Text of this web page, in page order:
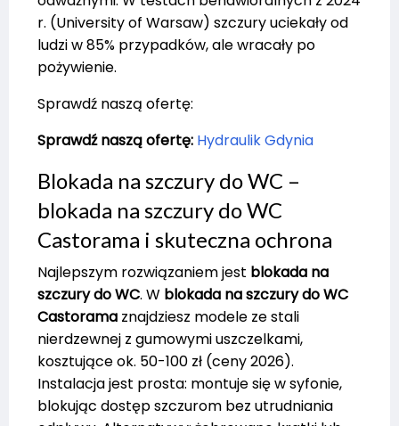
r. (University of Warsaw) szczury uciekały od
ludzi w 85% przypadków, ale wracały po
pożywienie.
Sprawdź naszą ofertę:
Sprawdź naszą ofertę: Hydraulik Gdynia
Blokada na szczury do WC –
blokada na szczury do WC
Castorama i skuteczna ochrona
Najlepszym rozwiązaniem jest blokada na
szczury do WC. W blokada na szczury do WC
Castorama znajdziesz modele ze stali
nierdzewnej z gumowymi uszczelkami,
kosztujące ok. 50-100 zł (ceny 2026).
Instalacja jest prosta: montuje się w syfonie,
blokując dostęp szczurom bez utrudniania